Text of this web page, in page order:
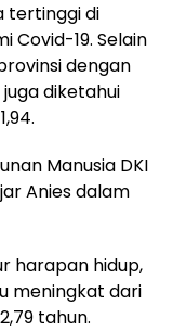
tertinggi di
Covid-19. Selain
dengan
diketahui
Manusia DKI
Anies dalam
harapan hidup,
meningkat dari
tahun.